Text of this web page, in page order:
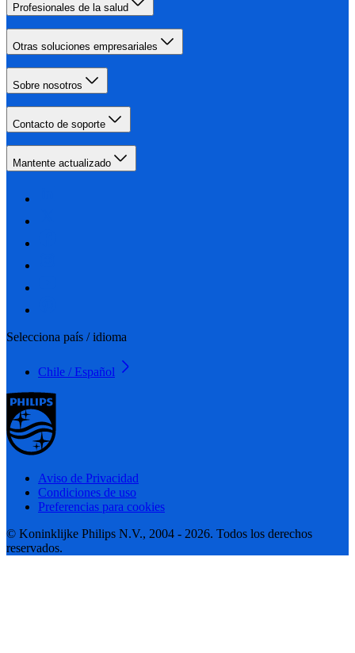
Profesionales de la salud
Otras soluciones empresariales
Sobre nosotros
Contacto de soporte
Mantente actualizado
Selecciona país / idioma
Chile / Español
Aviso de Privacidad
Condiciones de uso
Preferencias para cookies
© Koninklijke Philips N.V., 2004 - 2026. Todos los derechos
reservados.